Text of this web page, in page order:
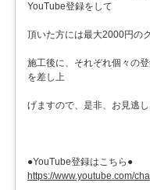
YouTube登録をして
頂いた方には最大2000円の
施工後に、それぞれ個々の
を差し上
げますので、是非、お見逃し
●YouTube登録はこちら●
https://www.youtube.com/